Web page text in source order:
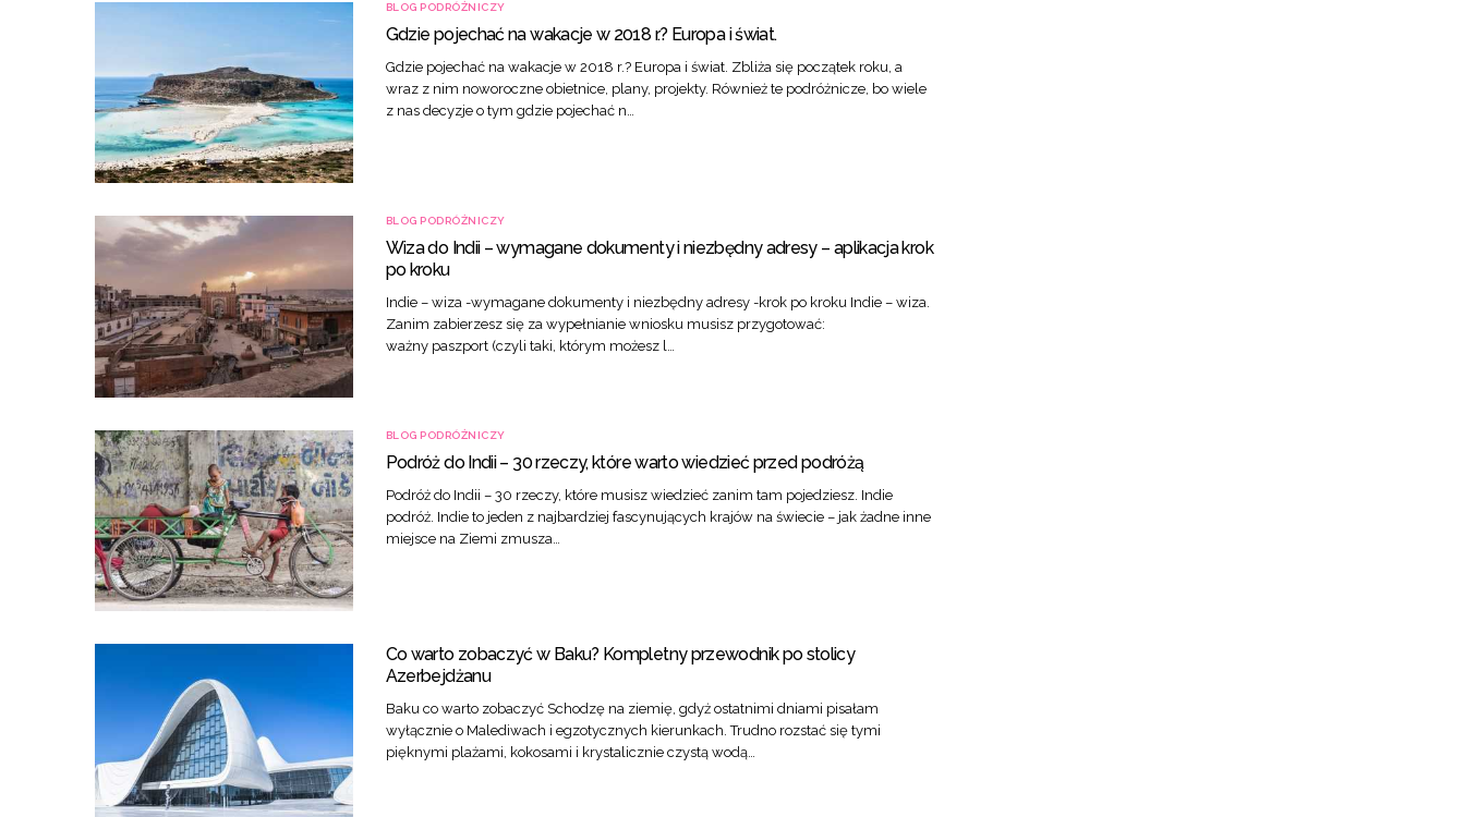
BLOG PODRÓŻNICZY
Gdzie pojechać na wakacje w 2018 r.? Europa i świat.
Gdzie pojechać na wakacje w 2018 r.? Europa i świat. Zbliża się początek roku, a
wraz z nim noworoczne obietnice, plany, projekty. Również te podróżnicze, bo wiele
z nas decyzje o tym gdzie pojechać n…
BLOG PODRÓŻNICZY
Wiza do Indii – wymagane dokumenty i niezbędny adresy – aplikacja krok
po kroku
Indie – wiza -wymagane dokumenty i niezbędny adresy -krok po kroku Indie – wiza.
Zanim zabierzesz się za wypełnianie wniosku musisz przygotować:
ważny paszport (czyli taki, którym możesz l…
BLOG PODRÓŻNICZY
Podróż do Indii – 30 rzeczy, które warto wiedzieć przed podróżą
Podróż do Indii – 30 rzeczy, które musisz wiedzieć zanim tam pojedziesz. Indie
podróż. Indie to jeden z najbardziej fascynujących krajów na świecie – jak żadne inne
miejsce na Ziemi zmusza…
Co warto zobaczyć w Baku? Kompletny przewodnik po stolicy
Azerbejdżanu
Baku co warto zobaczyć Schodzę na ziemię, gdyż ostatnimi dniami pisałam
wyłącznie o Malediwach i egzotycznych kierunkach. Trudno rozstać się tymi
pięknymi plażami, kokosami i krystalicznie czystą wodą…